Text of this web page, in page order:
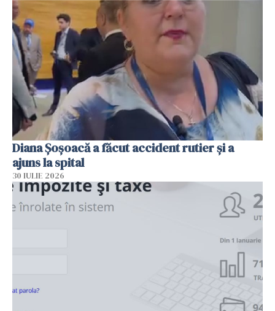
Diana Șoșoacă a făcut accident rutier și a
ajuns la spital
30 IULIE 2026